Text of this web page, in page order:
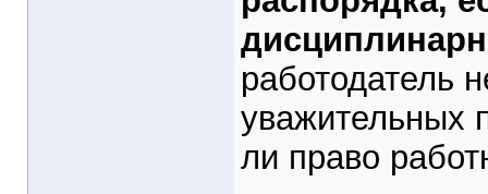
работодатель
уважительных
ли право